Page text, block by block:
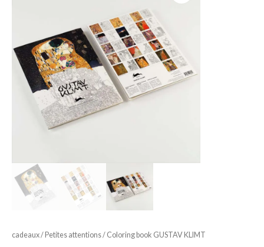
cadeaux/ Petites attentions/ Coloring book GUSTAV KLIMT